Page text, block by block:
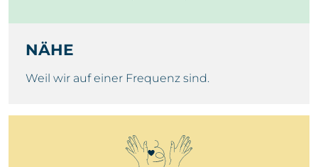
NÄHE
Weil wir auf einer Frequenz sind.